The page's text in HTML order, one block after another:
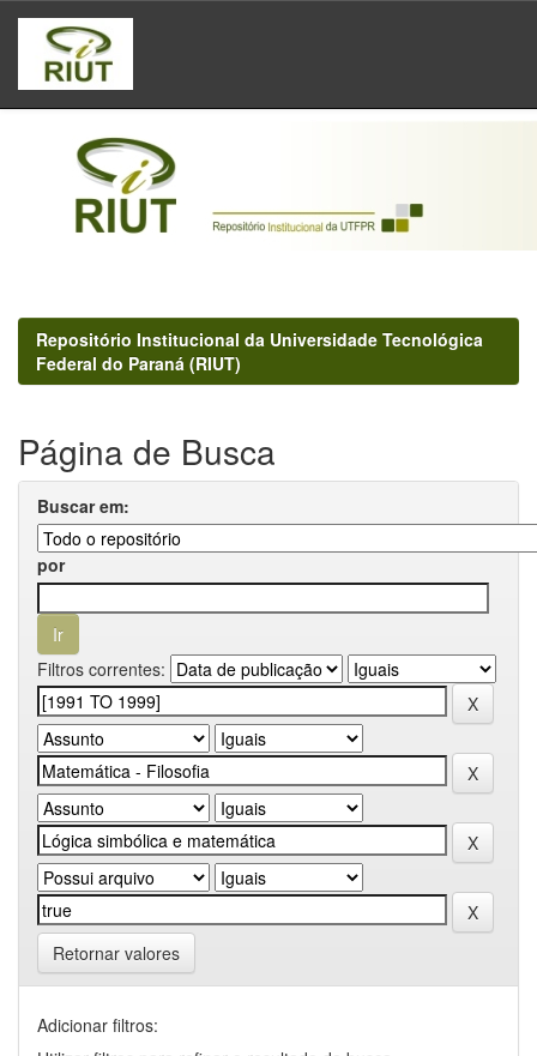
Skip
navigation
Repositório Institucional da Universidade Tecnológica
Federal do Paraná (RIUT)
Página de Busca
Buscar em:
por
Filtros correntes:
Retornar valores
Adicionar filtros: